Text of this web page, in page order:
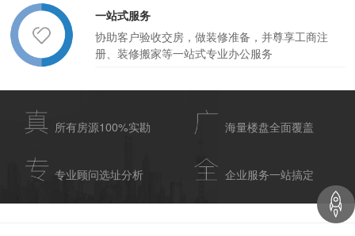
一站式服务
协助客户验收交房，做装修准备，并尊享工商注
册、装修搬家等一站式专业办公服务
所有房源100%实勘 海量楼盘全面覆盖
专业顾问选址分析 企业服务一站搞定